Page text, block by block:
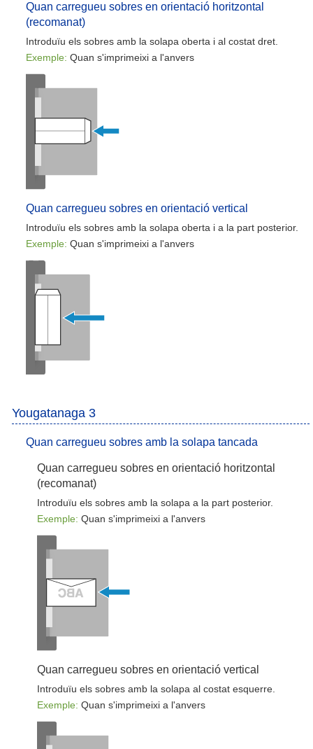
Quan carregueu sobres en orientació horitzontal
(recomanat)
Introduïu els sobres amb la solapa oberta i al costat dret.
Exemple: Quan s'imprimeixi a l'anvers
Quan carregueu sobres en orientació vertical
Introduïu els sobres amb la solapa oberta i a la part posterior.
Exemple: Quan s'imprimeixi a l'anvers
Yougatanaga 3
Quan carregueu sobres amb la solapa tancada
Quan carregueu sobres en orientació horitzontal
(recomanat)
Introduïu els sobres amb la solapa a la part posterior.
Exemple: Quan s'imprimeixi a l'anvers
Quan carregueu sobres en orientació vertical
Introduïu els sobres amb la solapa al costat esquerre.
Exemple: Quan s'imprimeixi a l'anvers